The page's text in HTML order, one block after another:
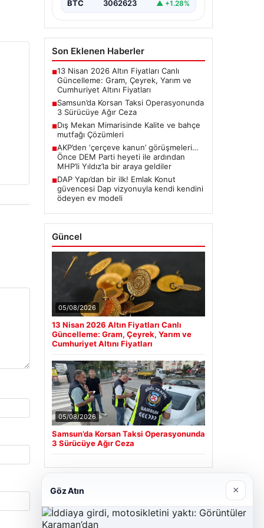
BTC 3062623 ▲ +1.28%
Son Eklenen Haberler
■13 Nisan 2026 Altın Fiyatları Canlı
Güncelleme: Gram, Çeyrek, Yarım ve
Cumhuriyet Altını Fiyatları
■Samsun’da Korsan Taksi Operasyonunda
3 Sürücüye Ağır Ceza
■Dış Mekan Mimarisinde Kalite ve bahçe
mutfağı Çözümleri
■AKP’den ‘çerçeve kanun’ görüşmeleri…
Önce DEM Parti heyeti ile ardından
MHP’li Yıldız’la bir araya geldiler
■DAP Yapı’dan bir ilk! Emlak Konut
güvencesi Dap vizyonuyla kendi kendini
ödeyen ev modeli
Güncel
05/08/2026
13 Nisan 2026 Altın Fiyatları Canlı
Güncelleme: Gram, Çeyrek, Yarım ve
Cumhuriyet Altını Fiyatları
05/08/2026
Samsun’da Korsan Taksi Operasyonunda
3 Sürücüye Ağır Ceza
Son Eklenen Firmalar
Cengiz Sigorta
Göz Atın ×